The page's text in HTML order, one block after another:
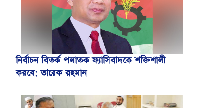
নির্বাচন বিতর্ক পলাতক ফ্যাসিবাদকে শক্তিশালী
করবে: তারেক রহমান